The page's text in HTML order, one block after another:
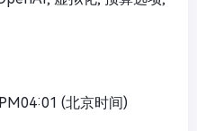
(北京时间)